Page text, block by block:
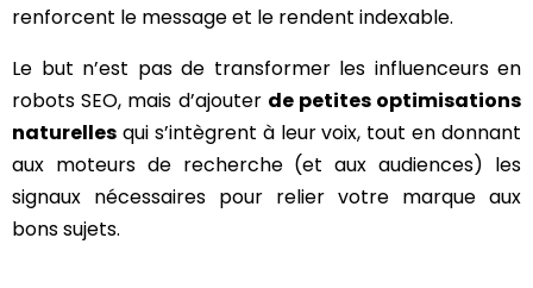
renforcent le message et le rendent indexable.
Le but n’est pas de transformer les influenceurs en
robots SEO, mais d’ajouter de petites optimisations
naturelles qui s’intègrent à leur voix, tout en donnant
aux moteurs de recherche (et aux audiences) les
signaux nécessaires pour relier votre marque aux
bons sujets.